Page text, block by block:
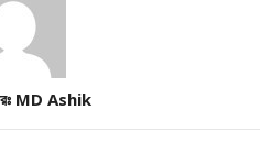
MD Ashik